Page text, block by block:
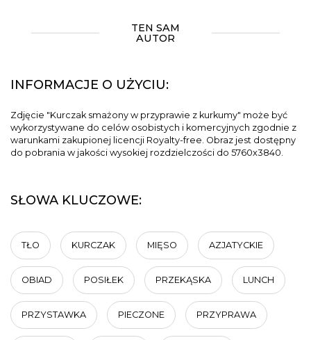
TEN SAM
AUTOR
INFORMACJE O UŻYCIU:
Zdjęcie "Kurczak smażony w przyprawie z kurkumy" może być
wykorzystywane do celów osobistych i komercyjnych zgodnie z
warunkami zakupionej licencji Royalty-free. Obraz jest dostępny
do pobrania w jakości wysokiej rozdzielczości do 5760x3840.
SŁOWA KLUCZOWE:
TŁO KURCZAK MIĘSO AZJATYCKIE
OBIAD POSIŁEK PRZEKĄSKA LUNCH
PRZYSTAWKA PIECZONE PRZYPRAWA